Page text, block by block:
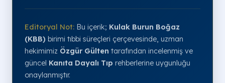
Editoryal Not: Bu içerik; Kulak Burun Boğaz
(KBB) birimi tıbbi süreçleri çerçevesinde, uzman
hekimimiz Özgür Gülten tarafından incelenmiş ve
güncel Kanıta Dayalı Tıp rehberlerine uygunluğu
onaylanmıştır.